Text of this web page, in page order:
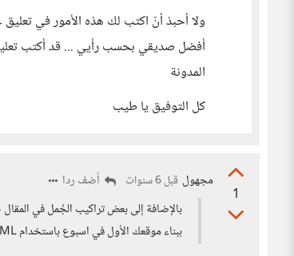
ولا أحبذ أنّ اكتب لك هذه الأمور في
أفضل صديقي بحسب رأيي ... قد أكتب
المدونة
كل التوفيق يا طيب
1
مجهول قبل 6 سنوات
أضف ردا
ببناء موقعك الأول في اسبوع باستخدام HTML وCSS هذا أفضل لك بالنسبة لمحركات البحث والسيرش والسيو ...إلخ